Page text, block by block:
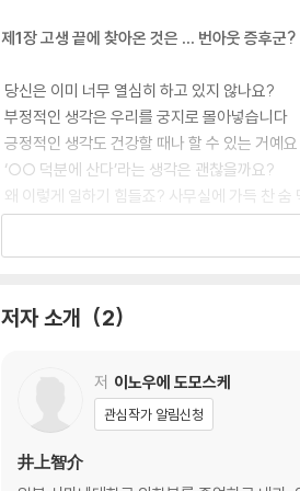
제1장 고생 끝에 찾아온 것은 … 번아웃 증후군?
­ 당신은 이미 너무 열심히 하고 있지 않나요?
­ 부정적인 생각은 우리를 궁지로 몰아넣습니다
­ 긍정적인 생각도 건강할 때나 할 수 있는 거예요
­ ‘○○ 덕분에 산다’라는 생각은 괜찮을까요?
왜 이렇게 일하기 힘들죠? 사무실에 가득 찬 숨
­ 좋아하는 일로 돈을 버는데 왜 이리 고달프죠?
제2장 마음이 보내는 위험 신호, 어떻게 대처하
­ 상사가 너무 무서워서 회사를 못 가겠어요
­ ‘또 혼나면 어쩌지’ 나도 모르게 움츠러듭니다
회의에 잡담에… 가능한 떨어져 가만히 있고 싶
­ 중요한 일에는 손도 못 댔는데 시간만 흘러갑니다
­ 일이 너무 많아서 눈물이 나올 지경이에요
저자 소개 2
저 이노우에 도모스케
관심작가 알림신청
井上智介